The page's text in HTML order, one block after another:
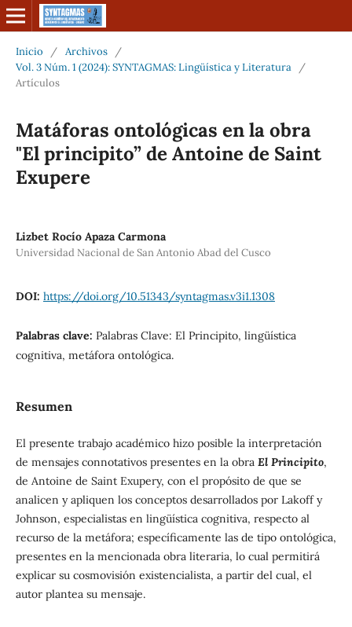
Inicio / Archivos
/
Vol. 3 Núm. 1 (2024): SYNTAGMAS: Lingüística y Literatura
/
Artículos
Matáforas ontológicas en la obra
"El principito” de Antoine de Saint
Exupere
Lizbet Rocío Apaza Carmona
Universidad Nacional de San Antonio Abad del Cusco
DOI: https://doi.org/10.51343/syntagmas.v3i1.1308
Palabras clave: Palabras Clave: El Principito, lingüística
cognitiva, metáfora ontológica.
Resumen
El presente trabajo académico hizo posible la interpretación
de mensajes connotativos presentes en la obra El Principito,
de Antoine de Saint Exupery, con el propósito de que se
analicen y apliquen los conceptos desarrollados por Lakoff y
Johnson, especialistas en lingüística cognitiva, respecto al
recurso de la metáfora; específicamente las de tipo ontológica,
presentes en la mencionada obra literaria, lo cual permitirá
explicar su cosmovisión existencialista, a partir del cual, el
autor plantea su mensaje.